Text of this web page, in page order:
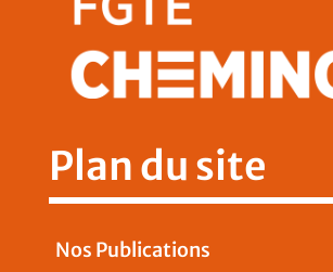
Plan du site
Nos Publications